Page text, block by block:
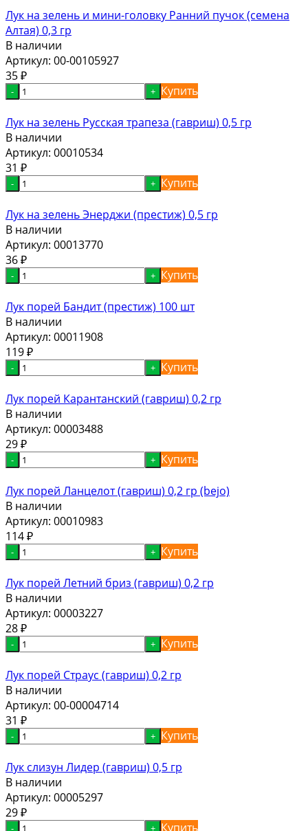
Лук на зелень и мини-головку Ранний пучок (семена
Алтая) 0,3 гр
В наличии
Артикул: 00-00105927
35 ₽
- + Купить
Лук на зелень Русская трапеза (гавриш) 0,5 гр
В наличии
Артикул: 00010534
31 ₽
- + Купить
Лук на зелень Энерджи (престиж) 0,5 гр
В наличии
Артикул: 00013770
36 ₽
- + Купить
Лук порей Бандит (престиж) 100 шт
В наличии
Артикул: 00011908
119 ₽
- + Купить
Лук порей Карантанский (гавриш) 0,2 гр
В наличии
Артикул: 00003488
29 ₽
- + Купить
Лук порей Ланцелот (гавриш) 0,2 гр (bejo)
В наличии
Артикул: 00010983
114 ₽
- + Купить
Лук порей Летний бриз (гавриш) 0,2 гр
В наличии
Артикул: 00003227
28 ₽
- + Купить
Лук порей Страус (гавриш) 0,2 гр
В наличии
Артикул: 00-00004714
31 ₽
- + Купить
Лук слизун Лидер (гавриш) 0,5 гр
В наличии
Артикул: 00005297
29 ₽
- + Купить